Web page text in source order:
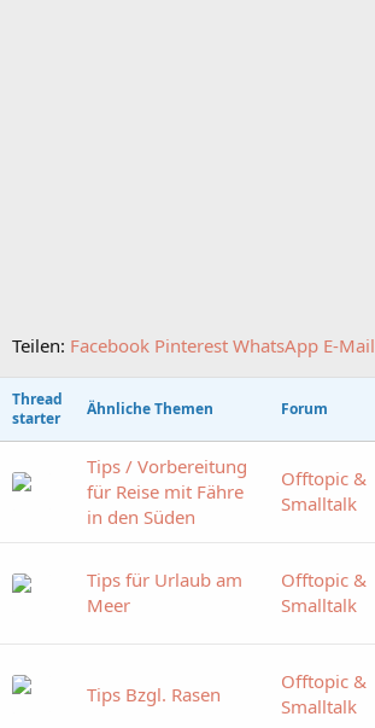
Teilen: Facebook Pinterest WhatsApp E-Mail
Thread
starter
Ähnliche Themen Forum
Tips / Vorbereitung
für Reise mit Fähre
in den Süden
Offtopic &
Smalltalk
Tips für Urlaub am
Meer
Offtopic &
Smalltalk
Tips Bzgl. Rasen
Offtopic &
Smalltalk